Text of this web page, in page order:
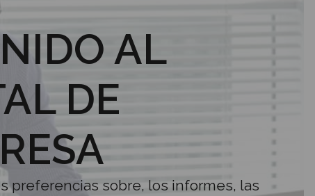
AL
DE
preferencias sobre, los informes, las